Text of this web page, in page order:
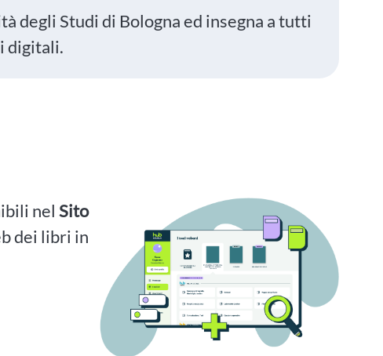
degli Studi di Bologna ed insegna a tutti
digitali.
nelSito
dei libri in